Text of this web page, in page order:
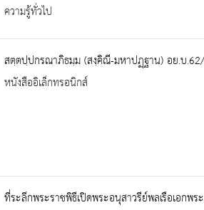
ความรู้ทั่วไป
สตฺตปฺปกรณาภิธมฺม (สงฺคิณี-มหาปฏฺฐาน) อย.บ
หนังสืออิเล็กทรอนิกส์
ที่ระลึกพระราชพิธีเปิดพระอนุสาวรีย์พลเรือเอกพร